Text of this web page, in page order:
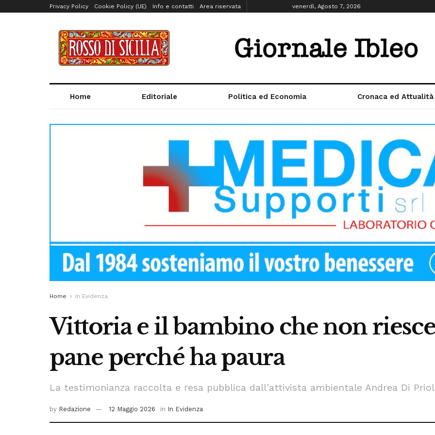
Privacy Policy Cookie Policy (UE) Info e contatti Area riservata venerdì, Agosto 7, 2026
Home Editoriale Politica ed Economia Cronaca ed Attualità
Home In Evidenza
Vittoria e il bambino che non
pane perché ha paura
La testimonianza raccolta e resa pubblica dall'attivista ambientale Andrea Di
by Redazione 12 Maggio 2026 in In Evidenza